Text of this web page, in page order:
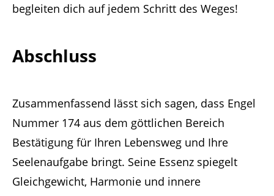
begleiten dich auf jedem Schritt des Weges!
Abschluss
Zusammenfassend lässt sich sagen, dass Engel
Nummer 174 aus dem göttlichen Bereich
Bestätigung für Ihren Lebensweg und Ihre
Seelenaufgabe bringt. Seine Essenz spiegelt
Gleichgewicht, Harmonie und innere